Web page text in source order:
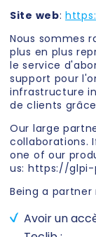
Site web:
Nous sommes
plus en plus
le service
support pour
infrastructure
de clients
Our large
collaborations.
one of our
us: https://
Being a partner
Avoir un